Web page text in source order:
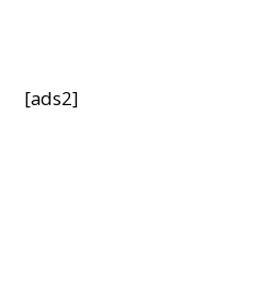
[ads2]